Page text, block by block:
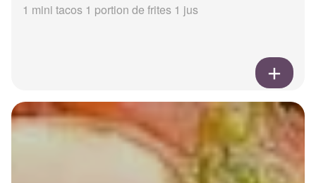
1 mini tacos 1 portion de frites 1 jus